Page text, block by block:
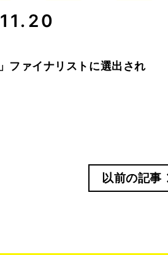
ファイナリストに選出され
以前の記事